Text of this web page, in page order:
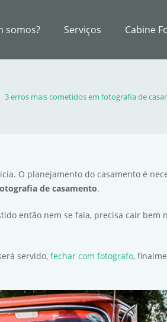
somos? Serviços Cabine
3 erros mais cometidos em fotografia de
O planejamento do casamento é
de casamento.
então nem se fala, precisa cair bem
servido, fechar com fotografo,